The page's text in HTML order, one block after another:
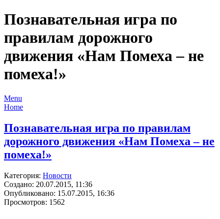
Познавательная игра по
правилам дорожного
движения «Нам Помеха – не
помеха!»
Menu
Home
Познавательная игра по правилам
дорожного движения «Нам Помеха – не
помеха!»
Категория: Новости
Создано: 20.07.2015, 11:36
Опубликовано: 15.07.2015, 16:36
Просмотров: 1562